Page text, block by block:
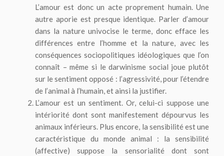
L’amour est donc un acte proprement humain. Une
autre aporie est presque identique. Parler d’amour
dans la nature univocise le terme, donc efface les
différences entre l’homme et la nature, avec les
conséquences sociopolitiques idéologiques que l’on
connaît – même si le darwinisme social joue plutôt
sur le sentiment opposé : l’agressivité, pour l’étendre
de l’animal à l’humain, et ainsi la justifier.
L’amour est un sentiment. Or, celui-ci suppose une
intériorité dont sont manifestement dépourvus les
animaux inférieurs. Plus encore, la sensibilité est une
caractéristique du monde animal : la sensibilité
(affective) suppose la sensorialité dont sont